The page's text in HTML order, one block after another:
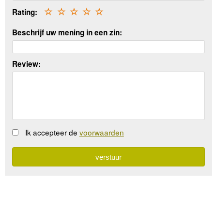
Rating: ☆
☆
☆
☆
☆
Beschrijf uw mening in een zin:
Review:
Ik accepteer de voorwaarden